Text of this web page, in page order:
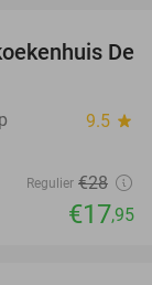
36%De
9.5 star
Regulier €28
€17,95